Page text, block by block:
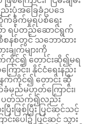
ပုံအခြေခံဥပဒေ
က်ခိုက်မှုရပ်စဲရေး
ာ ရပ်တည်ဆောင်ရွက်
စီစနစ်တွင် သဘောထား
ချက်များကို
ကိုင်၍ တောင်းဆို၍မရ
ာင်း၊ နိုင်ငံရေးနည်း
က်ကိုင်၍ တောင်း ဆို
ခံမည်မဟုတ်ကြောင်း၊
င့် ပတ်သက်၍လည်း
ဖြစ်ပြီး ပြင်ဆင်သင့်
းပေါ်၌ ပြင်ဆင် သွား